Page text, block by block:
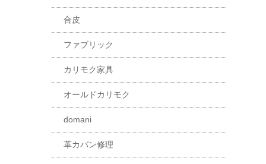
合皮
ファブリック
カリモク家具
オールドカリモク
domani
革カバン修理